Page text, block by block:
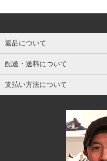
返品について
配送・送料について
支払い方法について